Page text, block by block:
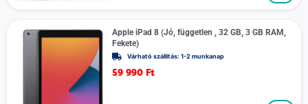
Apple iPad 8 (Jó, független , 32 GB, 3 GB RAM,
Fekete)
Várható szállítás: 1-2 munkanap
59 990 Ft